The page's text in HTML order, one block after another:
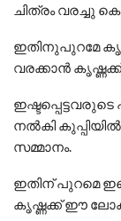
ചിത്രം വരച്ചു
ഇതിനുപുറമേ
വരക്കാൻ
നൽകി
സമ്മാനം.
ഇതിന് പുറമെ
കൃഷ്ണക്ക് ഈ